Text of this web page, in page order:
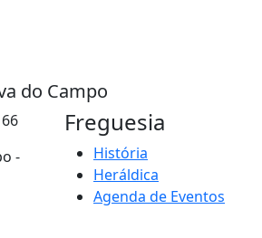
do Campo
-
Freguesia
História
Heráldica
Agenda de Eventos